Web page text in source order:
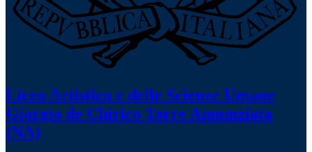
Liceo Artistico e delle Scienze Umane
Giorgio de Chirico Torre Annunziata
(NA)